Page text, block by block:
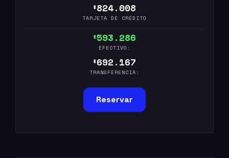
$824.008
TARJETA DE CRÉDITO
$593.286
EFECTIVO:
$692.167
TRANSFERENCIA:
Reservar